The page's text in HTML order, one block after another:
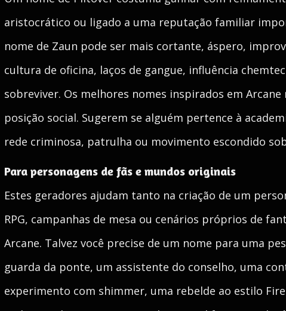
aristocrático ou ligado a uma reputação familiar
nome de Zaun pode ser mais cortante, áspero,
cultura de oficina, laços de gangue, influência
sobreviver. Os melhores nomes inspirados em
posição social. Sugerem se alguém pertence à
rede criminosa, patrulha ou movimento escondido
Para personagens de fãs e mundos originais
Estes geradores ajudam tanto na criação de um
RPG, campanhas de mesa ou cenários próprios de
Arcane. Talvez você precise de um nome para uma
guarda da ponte, um assistente do conselho, uma
experimento com shimmer, uma rebelde ao estilo